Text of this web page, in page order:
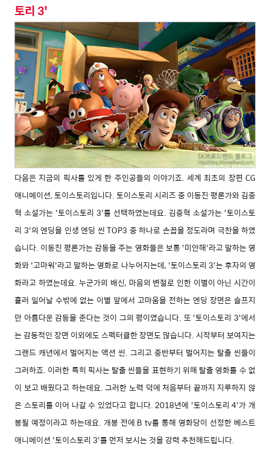
토리 3'
다음은 지금의 픽사를 있게 한 주인공들의 이야기죠. 세계 최초의 장편 CG
애니메이션, 토이스토리입니다. 토이스토리 시리즈 중 이동진 평론가와 김중
혁 소설가는 '토이스토리 3'를 선택하였는데요. 김중혁 소설가는 '토이스토
리 3'의 엔딩을 인생 엔딩 씬 TOP3 중 하나로 손꼽을 정도라며 극찬을 하였
습니다. 이동진 평론가는 감동을 주는 영화들은 보통 '미안해'라고 말하는 영
화와 '고마워'라고 말하는 영화로 나누어지는데, '토이스토리 3'는 후자의 영
화라고 하였는데요. 누군가의 배신, 마음의 변절로 인한 이별이 아닌 시간이
흘러 일어날 수밖에 없는 이별 앞에서 고마움을 전하는 엔딩 장면은 슬프지
만 아름다운 감동을 준다는 것이 그의 평이였습니다. 또 '토이스토리 3'에서
는 감동적인 장면 이외에도 스펙터클한 장면도 많습니다. 시작부터 보여지는
그랜드 캐년에서 벌어지는 액션 씬. 그리고 중반부터 벌어지는 탈출 씬들이
그러하죠. 이러한 특히 픽사는 탈출 씬들을 표현하기 위해 탈출 영화를 수 없
이 보고 배웠다고 하는데요. 그러한 노력 덕에 처음부터 끝까지 지루하지 않
은 스토리를 이어 나갈 수 있었다고 합니다. 2018년에 '토이스토리 4'가 개
봉될 예정이라고 하는데요. 개봉 전에 B tv를 통해 영화당이 선정한 베스트
애니메이션 '토이스토리 3'를 먼저 보시는 것을 강력 추천해드립니다.